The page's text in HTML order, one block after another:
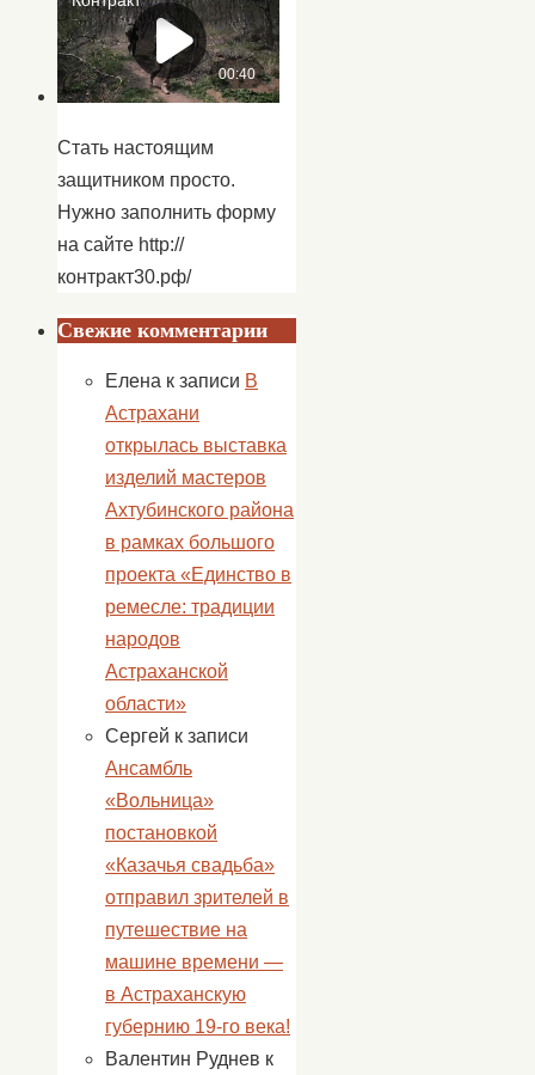
Стать настоящим
защитником просто.
Нужно заполнить форму
на сайте http://
контракт30.рф/
Свежие комментарии
Елена к записи В
Астрахани
открылась выставка
изделий мастеров
Ахтубинского района
в рамках большого
проекта «Единство в
ремесле: традиции
народов
Астраханской
области»
Сергей к записи
Ансамбль
«Вольница»
постановкой
«Казачья свадьба»
отправил зрителей в
путешествие на
машине времени —
в Астраханскую
губернию 19-го века!
Валентин Руднев к